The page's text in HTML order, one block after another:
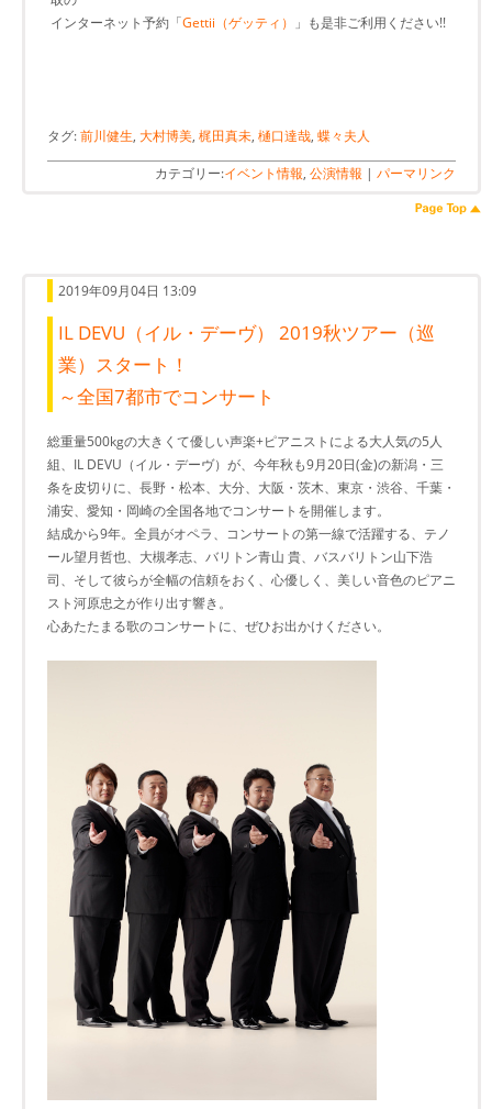
インターネット予約「Gettii（ゲッティ） 」も是非ご利用ください!!
タグ:前川健生, 大村博美, 梶田真未, 樋口達哉, 蝶々夫人
カテゴリー:イベント情報, 公演情報 | パーマリンク
2019年09月04日 13:09
IL DEVU（イル・デーヴ） 2019秋ツアー（巡
業）スタート！
～全国7都市でコンサート
総重量500kgの大きくて優しい声楽+ピアニストによる大人気の5人
組、IL DEVU（イル・デーヴ）が、今年秋も9月20日(金)の新潟・三
条を皮切りに、長野・松本、大分、大阪・茨木、東京・渋谷、千葉・
浦安、愛知・岡崎の全国各地でコンサートを開催します。
結成から9年。全員がオペラ、コンサートの第一線で活躍する、テノ
ール望月哲也、大槻孝志、バリトン青山 貴、バスバリトン山下浩
司、そして彼らが全幅の信頼をおく、心優しく、美しい音色のピアニ
スト河原忠之が作り出す響き。
心あたたまる歌のコンサートに、ぜひお出かけください。